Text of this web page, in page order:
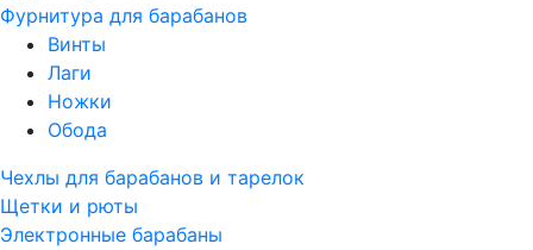
Фурнитура для барабанов
Винты
Лаги
Ножки
Обода
Чехлы для барабанов и тарелок
Щетки и рюты
Электронные барабаны